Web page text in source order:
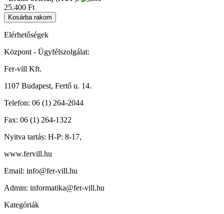
25.400 Ft
Elérhetőségek
Központ - Ügyfélszolgálat:
Fer-vill Kft.
1107 Budapest, Fertő u. 14.
Telefon: 06 (1) 264-2044
Fax: 06 (1) 264-1322
Nyitva tartás: H-P: 8-17,
www.fervill.hu
Email: info@fer-vill.hu
Admin: informatika@fer-vill.hu
Kategóriák